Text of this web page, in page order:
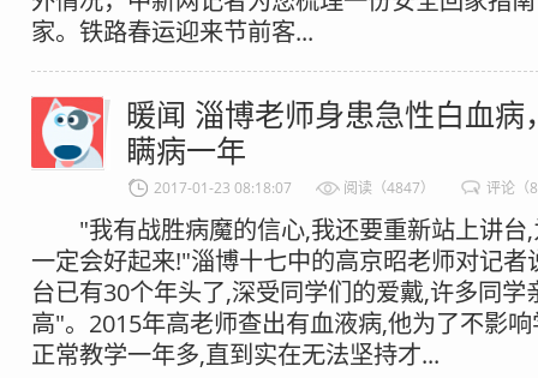
家。铁路春运迎来节前客...
暖闻 淄博老师身患急性白血病
瞒病一年
2017-01-23 08:18:07 阅读（4847） 评论（
"我有战胜病魔的信心,我还要重新站上讲台,
一定会好起来!"淄博十七中的高京昭老师对记者
台已有30个年头了,深受同学们的爱戴,许多同学
高"。2015年高老师查出有血液病,他为了不影
正常教学一年多,直到实在无法坚持才...